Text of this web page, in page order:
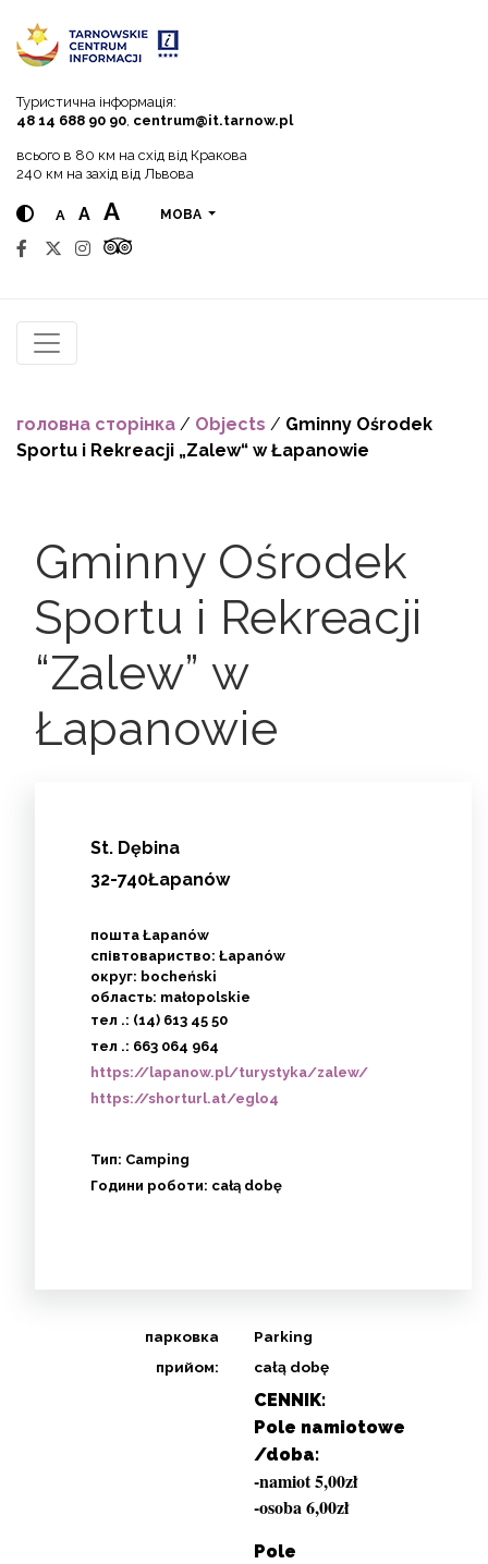
Туристична інформація:
48 14 688 90 90 centrum@it.tarnow.pl
всього в 80 км на схід від Кракова
240 км на захід від Львова
A A A МОВА
головна сторінка / Objects / Gminny Ośrodek
Sportu i Rekreacji „Zalew“ w Łapanowie
Gminny Ośrodek
Sportu i Rekreacji
“Zalew” w
Łapanowie
St. Dębina
32-740Łapanów
пошта Łapanów
співтовариство: Łapanów
округ: bocheński
область: małopolskie
тел .: (14) 613 45 50
тел .: 663 064 964
https://lapanow.pl/turystyka/zalew/
https://shorturl.at/eglo4
Тип: Camping
Години роботи: całą dobę
парковка
Parking
прийом:
całą dobę
CENNIK:
Pole namiotowe
/doba:
-namiot 5,00zł
-osoba 6,00zł
Pole